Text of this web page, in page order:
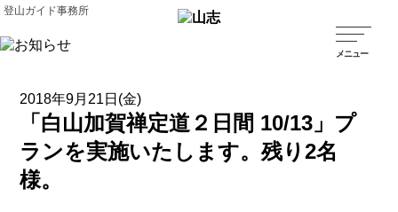
登山ガイド事務所
2018年9月21日(金)
「白山加賀禅定道２日間 10/13」プ
ランを実施いたします。残り2名
様。